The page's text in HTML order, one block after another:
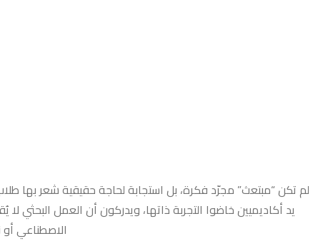
لم تكن “مبتعث” مجرّد فكرة، بل استجابة لحاجة حقيقية شعر بها
يد أكاديميين خاضوا التجربة ذاتها، ويدركون أن العمل
الاصطناعي